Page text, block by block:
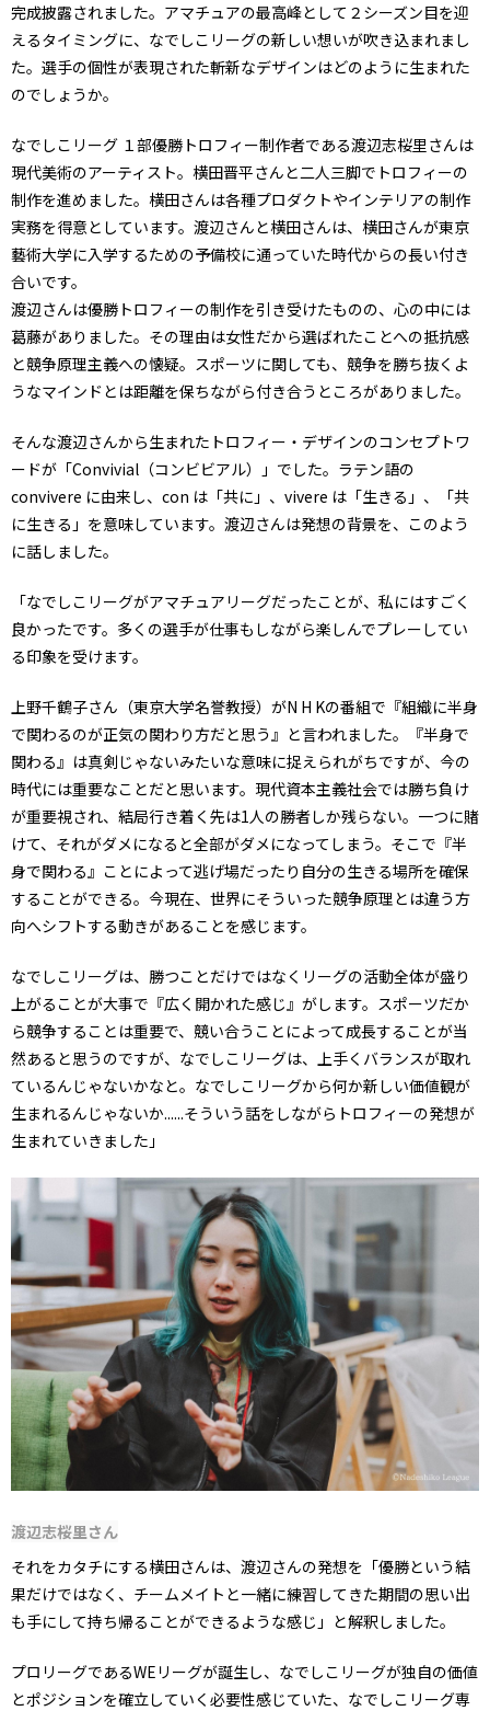
完成披露されました。アマチュアの最高峰として２シーズン目を迎
えるタイミングに、なでしこリーグの新しい想いが吹き込まれまし
た。選手の個性が表現された斬新なデザインはどのように生まれた
のでしょうか。
なでしこリーグ １部優勝トロフィー制作者である渡辺志桜里さんは
現代美術のアーティスト。横田晋平さんと二人三脚でトロフィーの
制作を進めました。横田さんは各種プロダクトやインテリアの制作
実務を得意としています。渡辺さんと横田さんは、横田さんが東京
藝術大学に入学するための予備校に通っていた時代からの長い付き
合いです。
渡辺さんは優勝トロフィーの制作を引き受けたものの、心の中には
葛藤がありました。その理由は女性だから選ばれたことへの抵抗感
と競争原理主義への懐疑。スポーツに関しても、競争を勝ち抜くよ
うなマインドとは距離を保ちながら付き合うところがありました。
そんな渡辺さんから生まれたトロフィー・デザインのコンセプトワ
ードが「Convivial（コンビビアル）」でした。ラテン語の
convivere に由来し、con は「共に」、vivere は「生きる」、「共
に生きる」を意味しています。渡辺さんは発想の背景を、このよう
に話しました。
「なでしこリーグがアマチュアリーグだったことが、私にはすごく
良かったです。多くの選手が仕事もしながら楽しんでプレーしてい
る印象を受けます。
上野千鶴子さん（東京大学名誉教授）がN H Kの番組で『組織に半身
で関わるのが正気の関わり方だと思う』と言われました。『半身で
関わる』は真剣じゃないみたいな意味に捉えられがちですが、今の
時代には重要なことだと思います。現代資本主義社会では勝ち負け
が重要視され、結局行き着く先は1人の勝者しか残らない。一つに賭
けて、それがダメになると全部がダメになってしまう。そこで『半
身で関わる』ことによって逃げ場だったり自分の生きる場所を確保
することができる。今現在、世界にそういった競争原理とは違う方
向へシフトする動きがあることを感じます。
なでしこリーグは、勝つことだけではなくリーグの活動全体が盛り
上がることが大事で『広く開かれた感じ』がします。スポーツだか
ら競争することは重要で、競い合うことによって成長することが当
然あると思うのですが、なでしこリーグは、上手くバランスが取れ
ているんじゃないかなと。なでしこリーグから何か新しい価値観が
生まれるんじゃないか......そういう話をしながらトロフィーの発想が
生まれていきました」
渡辺志桜里さん
それをカタチにする横田さんは、渡辺さんの発想を「優勝という結
果だけではなく、チームメイトと一緒に練習してきた期間の思い出
も手にして持ち帰ることができるような感じ」と解釈しました。
プロリーグであるWEリーグが誕生し、なでしこリーグが独自の価値
とポジションを確立していく必要性感じていた、なでしこリーグ専